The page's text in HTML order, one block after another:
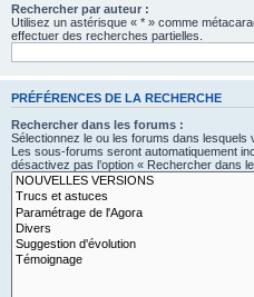
Rechercher par auteur :
Utilisez un astérisque « * » comme
effectuer des recherches partielles.
PRÉFÉRENCES DE LA RECHERCHE
Rechercher dans les forums :
Sélectionnez le ou les forums dans
Les sous-forums seront automatiquement
désactivez pas l’option « Rechercher dans